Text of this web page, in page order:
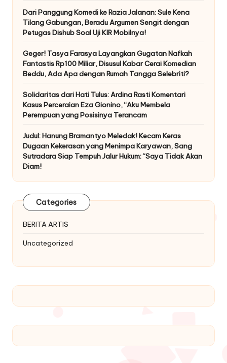
Dari Panggung Komedi ke Razia Jalanan: Sule Kena
Tilang Gabungan, Beradu Argumen Sengit dengan
Petugas Dishub Soal Uji KIR Mobilnya!
Geger! Tasya Farasya Layangkan Gugatan Nafkah
Fantastis Rp100 Miliar, Disusul Kabar Cerai Komedian
Beddu, Ada Apa dengan Rumah Tangga Selebriti?
Solidaritas dari Hati Tulus: Ardina Rasti Komentari
Kasus Perceraian Eza Gionino, “Aku Membela
Perempuan yang Posisinya Terancam
Judul: Hanung Bramantyo Meledak! Kecam Keras
Dugaan Kekerasan yang Menimpa Karyawan, Sang
Sutradara Siap Tempuh Jalur Hukum: “Saya Tidak Akan
Diam!
Categories
BERITA ARTIS
Uncategorized